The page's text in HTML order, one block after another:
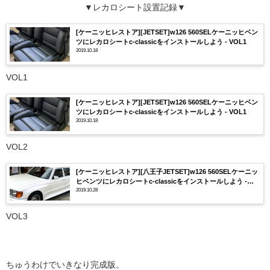
▼レカロシート設置記録▼
[ケーニッヒレストア][JETSET]w126 560SELケーニッヒベン
ツにレカロシートc-classicをインストールしよう - VOL1
2019.10.18
VOL1
[ケーニッヒレストア][JETSET]w126 560SELケーニッヒベン
ツにレカロシートc-classicをインストールしよう - VOL1
2019.10.18
VOL2
[ケーニッヒレストア][八王子JETSET]w126 560SELケーニッ
ヒベンツにレカロシートc-classicをインストールしよう -
VOL3
2019.10.28
VOL3
ちゅうわけでいきなり完成版。